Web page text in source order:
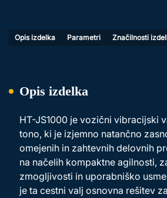
Opis izdelka Parametri Značilnosti
Opis izdelka
HT-JS1000 je vozični vibracijski
tono, ki je izjemno natančno
omejenih in zahtevnih delovnih
na načelih kompaktne agilnosti,
zmogljivosti in uporabniško
je ta cestni valj osnovna rešitev